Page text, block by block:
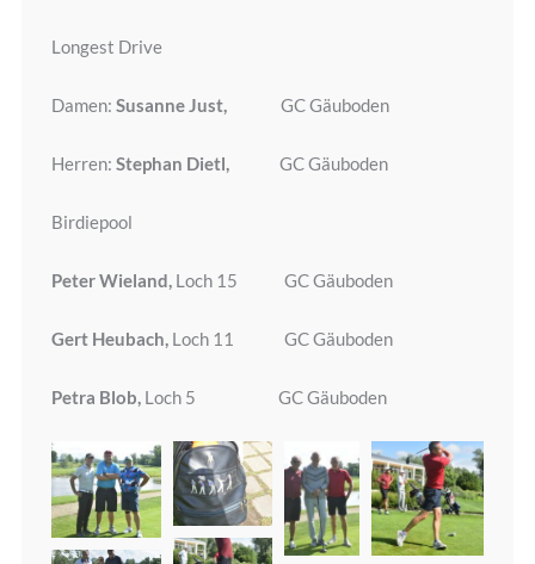
Longest Drive
Damen: Susanne Just, GC Gäuboden
Herren: Stephan Dietl, GC Gäuboden
Birdiepool
Peter Wieland, Loch 15 GC Gäuboden
Gert Heubach, Loch 11 GC Gäuboden
Petra Blob, Loch 5 GC Gäuboden